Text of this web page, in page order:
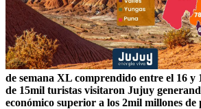
de semana XL comprendido entre el 16 y
de 15mil turistas visitaron Jujuy
económico superior a los 2mil millones de